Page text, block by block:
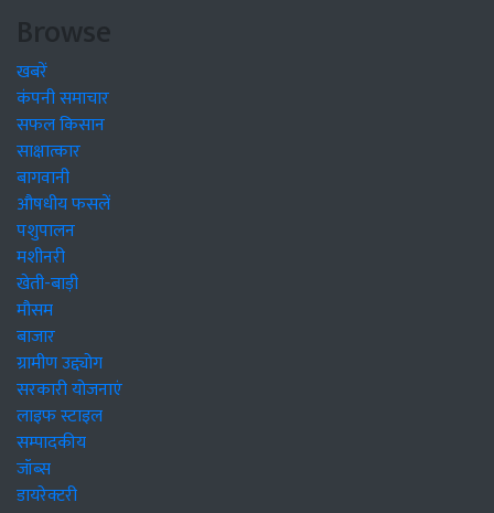
Browse
खबरें
कंपनी समाचार
सफल किसान
साक्षात्कार
बागवानी
औषधीय फसलें
पशुपालन
मशीनरी
खेती-बाड़ी
मौसम
बाजार
ग्रामीण उद्द्योग
सरकारी योजनाएं
लाइफ स्टाइल
सम्पादकीय
जॉब्स
डायरेक्टरी